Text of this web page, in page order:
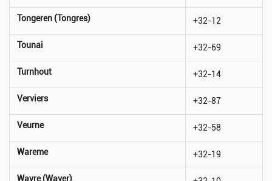
Tongeren (Tongres) +32-12
Tounai +32-69
Turnhout +32-14
Verviers +32-87
Veurne +32-58
Wareme +32-19
Wavre (Waver)